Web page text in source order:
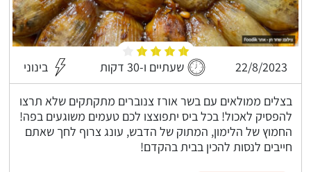
22/8/2023 שעתיים ו-30 דקות בינוני
בצלים ממולאים עם בשר אורז צנוברים מתקתקים שלא תרצו
להפסיק לאכול! בכל ביס יתפוצצו לכם טעמים משוגעים בפה!
החמוץ של הלימון, המתוק של הדבש, עונג צרוף לחך שאתם
חייבים לנסות להכין בבית בהקדם!